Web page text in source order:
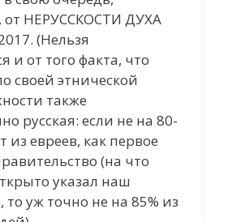
от НЕРУССКОСТИ ДУХА
(Нельзя
и от того факта, что
своей этнической
также
русская: если не на 80-
из евреев, как первое
(на что
указал наш
то уж точно не на 85% из